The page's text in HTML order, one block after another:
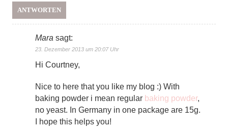
ANTWORTEN
Mara sagt:
23. Dezember 2013 um 20:07 Uhr
Hi Courtney,
Nice to here that you like my blog :) With
baking powder i mean regular baking powder,
no yeast. In Germany in one package are 15g.
I hope this helps you!